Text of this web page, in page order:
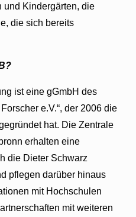
und Kindergärten, die
die sich bereits
ist eine gGmbH des
e.V.“, der 2006 die
hat. Die Zentrale
erhalten eine
die Dieter Schwarz
pflegen darüber hinaus
mit Hochschulen
mit weiteren